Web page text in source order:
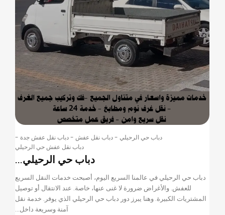
دباب حي الرحيلي -دباب نقل عفش -دباب نقل عفش جدة -
دباب نقل عفش حي الرحيلي
دباب حي الرحيلي...
دباب حي الرحيلي في عالمنا السريع اليوم، أصبحت خدمات النقل السريع
للعفش. والأغراض ضرورة لا غنى عنها، خاصة. عند الانتقال أو توصيل
المشتريات الكبيرة. وهنا يبرز دور دباب حي الرحيلي الذي يوفر. خدمة نقل
آمنة وسريعة داخل...